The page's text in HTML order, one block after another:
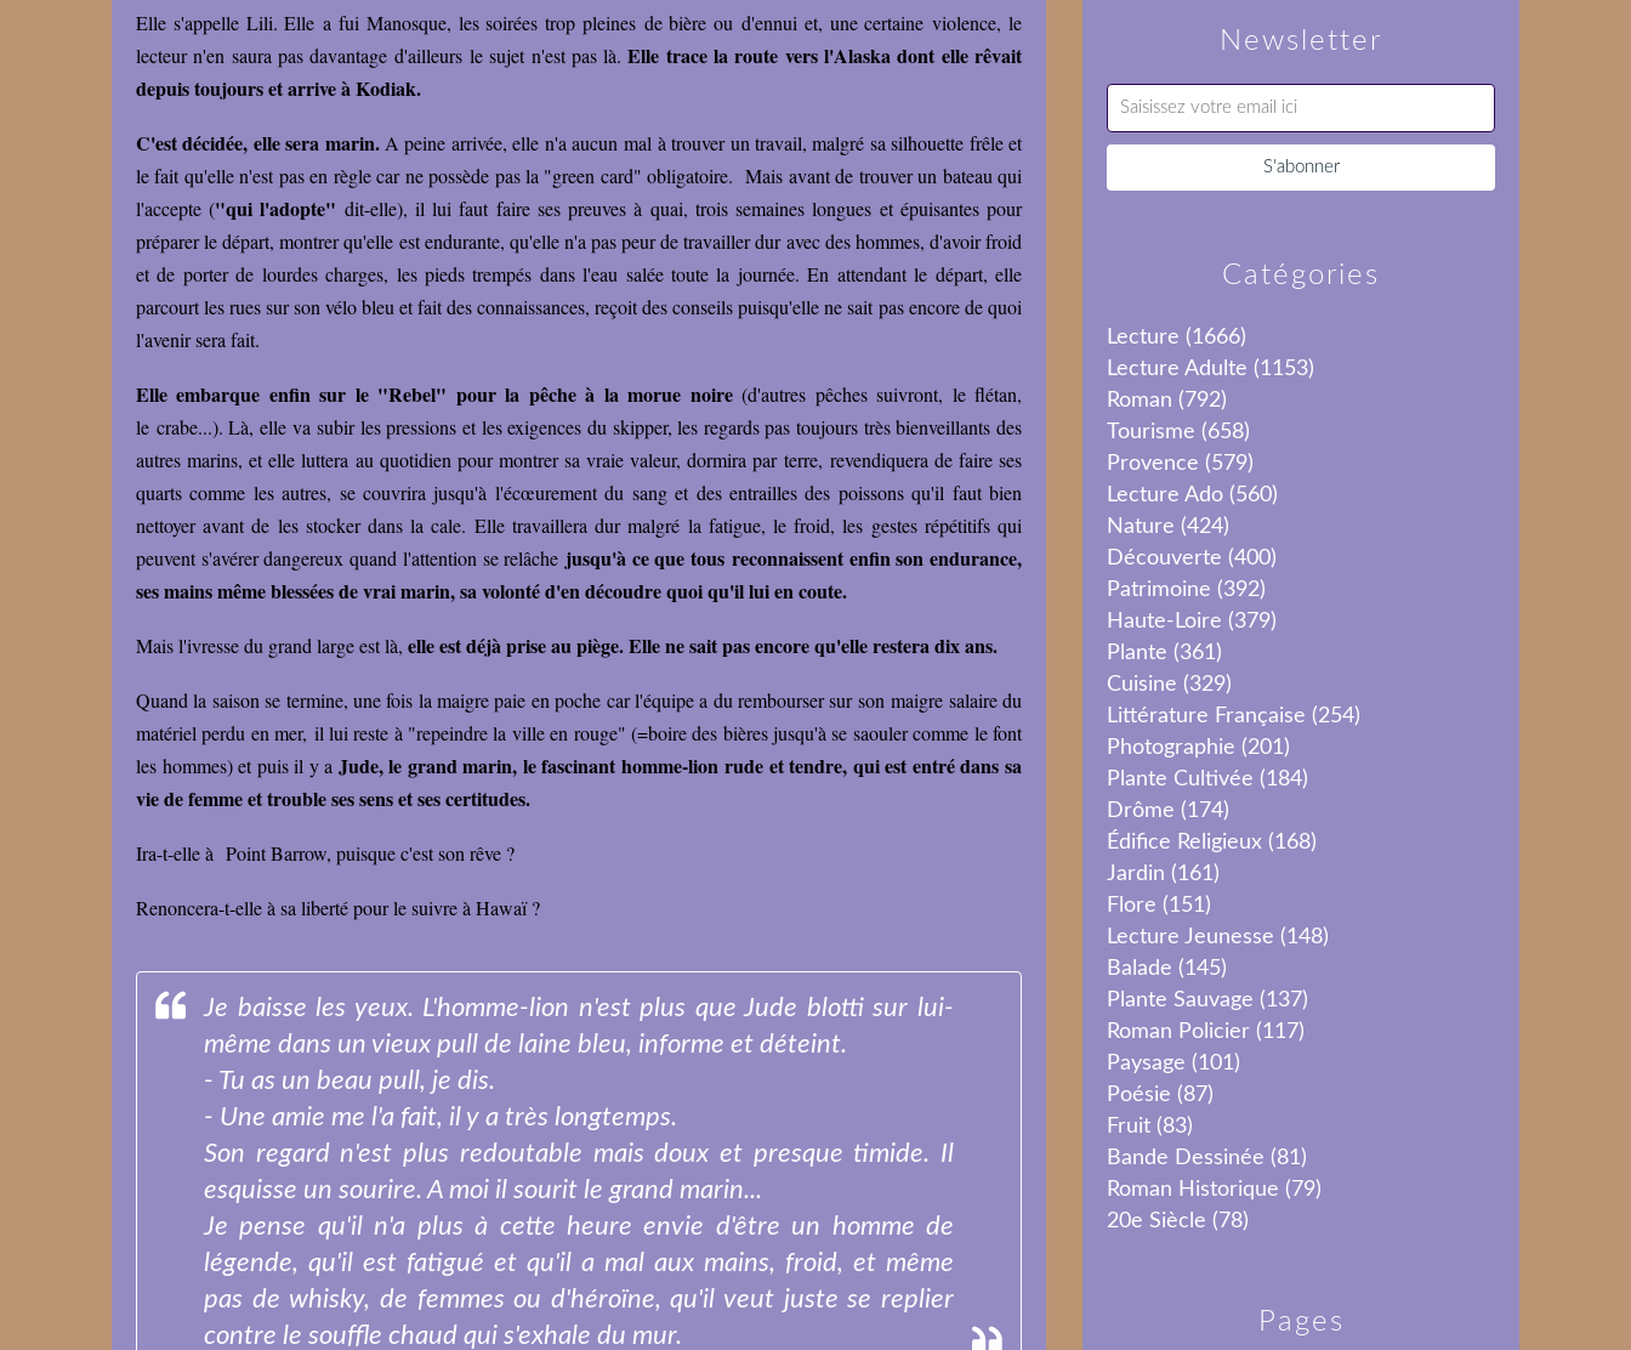
Elle s'appelle Lili. Elle a fui Manosque, les soirées trop pleines de bière ou d'ennui et, une certaine violence, le
lecteur n'en saura pas davantage d'ailleurs le sujet n'est pas là.Elle trace la route vers l'Alaska dont elle rêvait
depuis toujours et arrive à Kodiak.
C'est décidée, elle sera marin.A peine arrivée, elle n'a aucun mal à trouver un travail, malgré sa silhouette frêle et
le fait qu'elle n'est pas en règle car ne possède pas la "green card" obligatoire. Mais avant de trouver un bateau qui
l'accepte ("qui l'adopte" dit-elle), il lui faut faire ses preuves à quai, trois semaines longues et épuisantes pour
préparer le départ, montrer qu'elle est endurante, qu'elle n'a pas peur de travailler dur avec des hommes, d'avoir froid
et de porter de lourdes charges, les pieds trempés dans l'eau salée toute la journée. En attendant le départ, elle
parcourt les rues sur son vélo bleu et fait des connaissances, reçoit des conseils puisqu'elle ne sait pas encore de quoi
l'avenir sera fait.
Elle embarque enfin sur le "Rebel" pour la pêche à la morue noire(d'autres pêches suivront, le flétan,
le crabe...). Là, elle va subir les pressions et les exigences du skipper, les regards pas toujours très bienveillants des
autres marins, et elle luttera au quotidien pour montrer sa vraie valeur, dormira par terre, revendiquera de faire ses
quarts comme les autres, se couvrira jusqu'à l'écœurement du sang et des entrailles des poissons qu'il faut bien
nettoyer avant de les stocker dans la cale. Elle travaillera dur malgré la fatigue, le froid, les gestes répétitifs qui
peuvent s'avérer dangereux quand l'attention se relâche jusqu'à ce que tous reconnaissent enfin son endurance,
ses mains même blessées de vrai marin, sa volonté d'en découdre quoi qu'il lui en coute.
Mais l'ivresse du grand large est là, elle est déjà prise au piège. Elle ne sait pas encore qu'elle restera dix ans.
Quand la saison se termine, une fois la maigre paie en poche car l'équipe a du rembourser sur son maigre salaire du
matériel perdu en mer, il lui reste à "repeindre la ville en rouge" (=boire des bières jusqu'à se saouler comme le font
les hommes) et puis il y a Jude, le grand marin, le fascinant homme-lion rude et tendre, qui est entré dans sa
vie de femme et trouble ses sens et ses certitudes.
Ira-t-elle à Point Barrow, puisque c'est son rêve ?
Renoncera-t-elle à sa liberté pour le suivre à Hawaï ?
Je baisse les yeux. L'homme-lion n'est plus que Jude blotti sur lui-
même dans un vieux pull de laine bleu, informe et déteint.
- Tu as un beau pull, je dis.
- Une amie me l'a fait, il y a très longtemps.
Son regard n'est plus redoutable mais doux et presque timide. Il
esquisse un sourire. A moi il sourit le grand marin...
Je pense qu'il n'a plus à cette heure envie d'être un homme de
légende, qu'il est fatigué et qu'il a mal aux mains, froid, et même
pas de whisky, de femmes ou d'héroïne, qu'il veut juste se replier
contre le souffle chaud qui s'exhale du mur.
Newsletter
Catégories
Lecture (1666)
Lecture Adulte (1153)
Roman (792)
Tourisme (658)
Provence (579)
Lecture Ado (560)
Nature (424)
Découverte (400)
Patrimoine (392)
Haute-Loire (379)
Plante (361)
Cuisine (329)
Littérature Française (254)
Photographie (201)
Plante Cultivée (184)
Drôme (174)
Édifice Religieux (168)
Jardin (161)
Flore (151)
Lecture Jeunesse (148)
Balade (145)
Plante Sauvage (137)
Roman Policier (117)
Paysage (101)
Poésie (87)
Fruit (83)
Bande Dessinée (81)
Roman Historique (79)
20e Siècle (78)
Pages